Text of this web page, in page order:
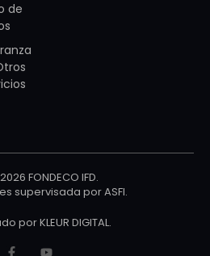
de
FONDECO IFD.
supervisada porASFI.
porKLEUR DIGITAL.